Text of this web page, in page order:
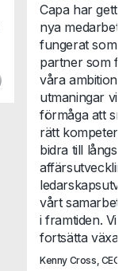
Capa har gett
nya
fungerat som
partner som
våra
utmaningar vi
förmåga att
rätt
bidra till
vårt samarbete
i framtiden. Vi
fortsätta växa
Kenny Cross, CEO,